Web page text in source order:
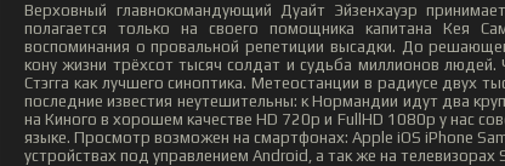
Верховный главнокомандующий Дуайт Эйзенхауэр
полагается только на своего помощника капитана Кея
воспоминания о провальной репетиции высадки. До
кону жизни трёхсот тысяч солдат и судьба миллионов людей.
Стэгга как лучшего синоптика. Метеостанции в радиусе двух
последние известия неутешительны: к Нормандии идут два
на Киного в хорошем качестве HD 720p и FullHD 1080p у нас
языке. Просмотр возможен на смартфонах: Apple iOS iPhone
устройствах под управлением Android, а так же на телевизорах